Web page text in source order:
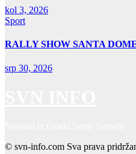
kol 3, 2026
Sport
RALLY SHOW SANTA
srp 30, 2026
© svn-info.com Sva prava